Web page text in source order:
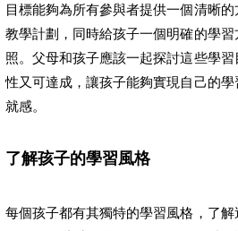
目標能夠為所有參與者提供一個清晰
教學計劃，同時給孩子一個明確的學
照。父母和孩子應該一起探討這些學
性又可達成，讓孩子能夠實現自己的
就感。
了解孩子的學習風格
每個孩子都有其獨特的學習風格，了